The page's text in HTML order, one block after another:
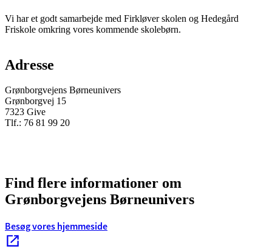
Vi har et godt samarbejde med Firkløver skolen og Hedegård
Friskole omkring vores kommende skolebørn.
Adresse
Grønborgvejens Børneunivers
Grønborgvej 15
7323 Give
Tlf.: 76 81 99 20
Find flere informationer om
Grønborgvejens Børneunivers
Besøg vores hjemmeside